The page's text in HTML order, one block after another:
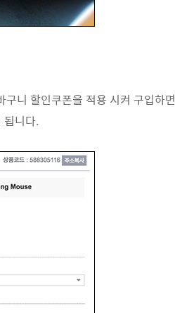
니 할인쿠폰을 적용 시켜 구입하면
니다.